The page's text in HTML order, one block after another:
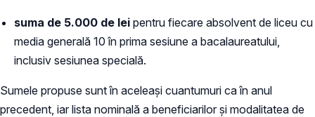
suma de 5.000 de lei pentru fiecare absolvent de liceu cu
media generală 10 în prima sesiune a bacalaureatului,
inclusiv sesiunea specială.
Sumele propuse sunt în aceleași cuantumuri ca în anul
precedent, iar lista nominală a beneficiarilor și modalitatea de